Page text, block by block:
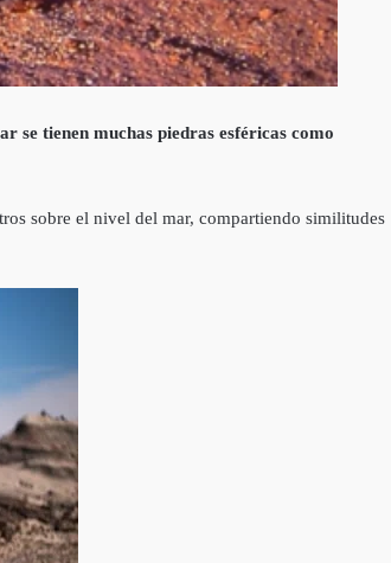
se tienen muchas piedras esféricas como
sobre el nivel del mar, compartiendo similitudes